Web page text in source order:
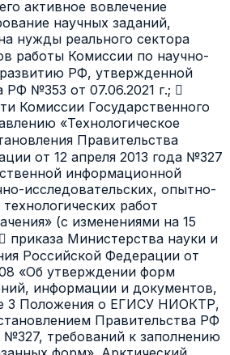
активное вовлечение
научных заданий,
нужды реального сектора
работы Комиссии по научно-
развитию РФ, утвержденной
РФ №353 от 07.06.2021 г.; 
Комиссии Государственного
«Технологическое
Правительства
от 12 апреля 2013 года №327
информационной
исследовательских, опытно-
работ
(с изменениями на 15
приказа Министерства науки и
Российской Федерации от
«Об утверждении форм
информации и документов,
3 Положения о ЕГИСУ НИОКТР,
Правительства РФ
№327, требований к заполнению